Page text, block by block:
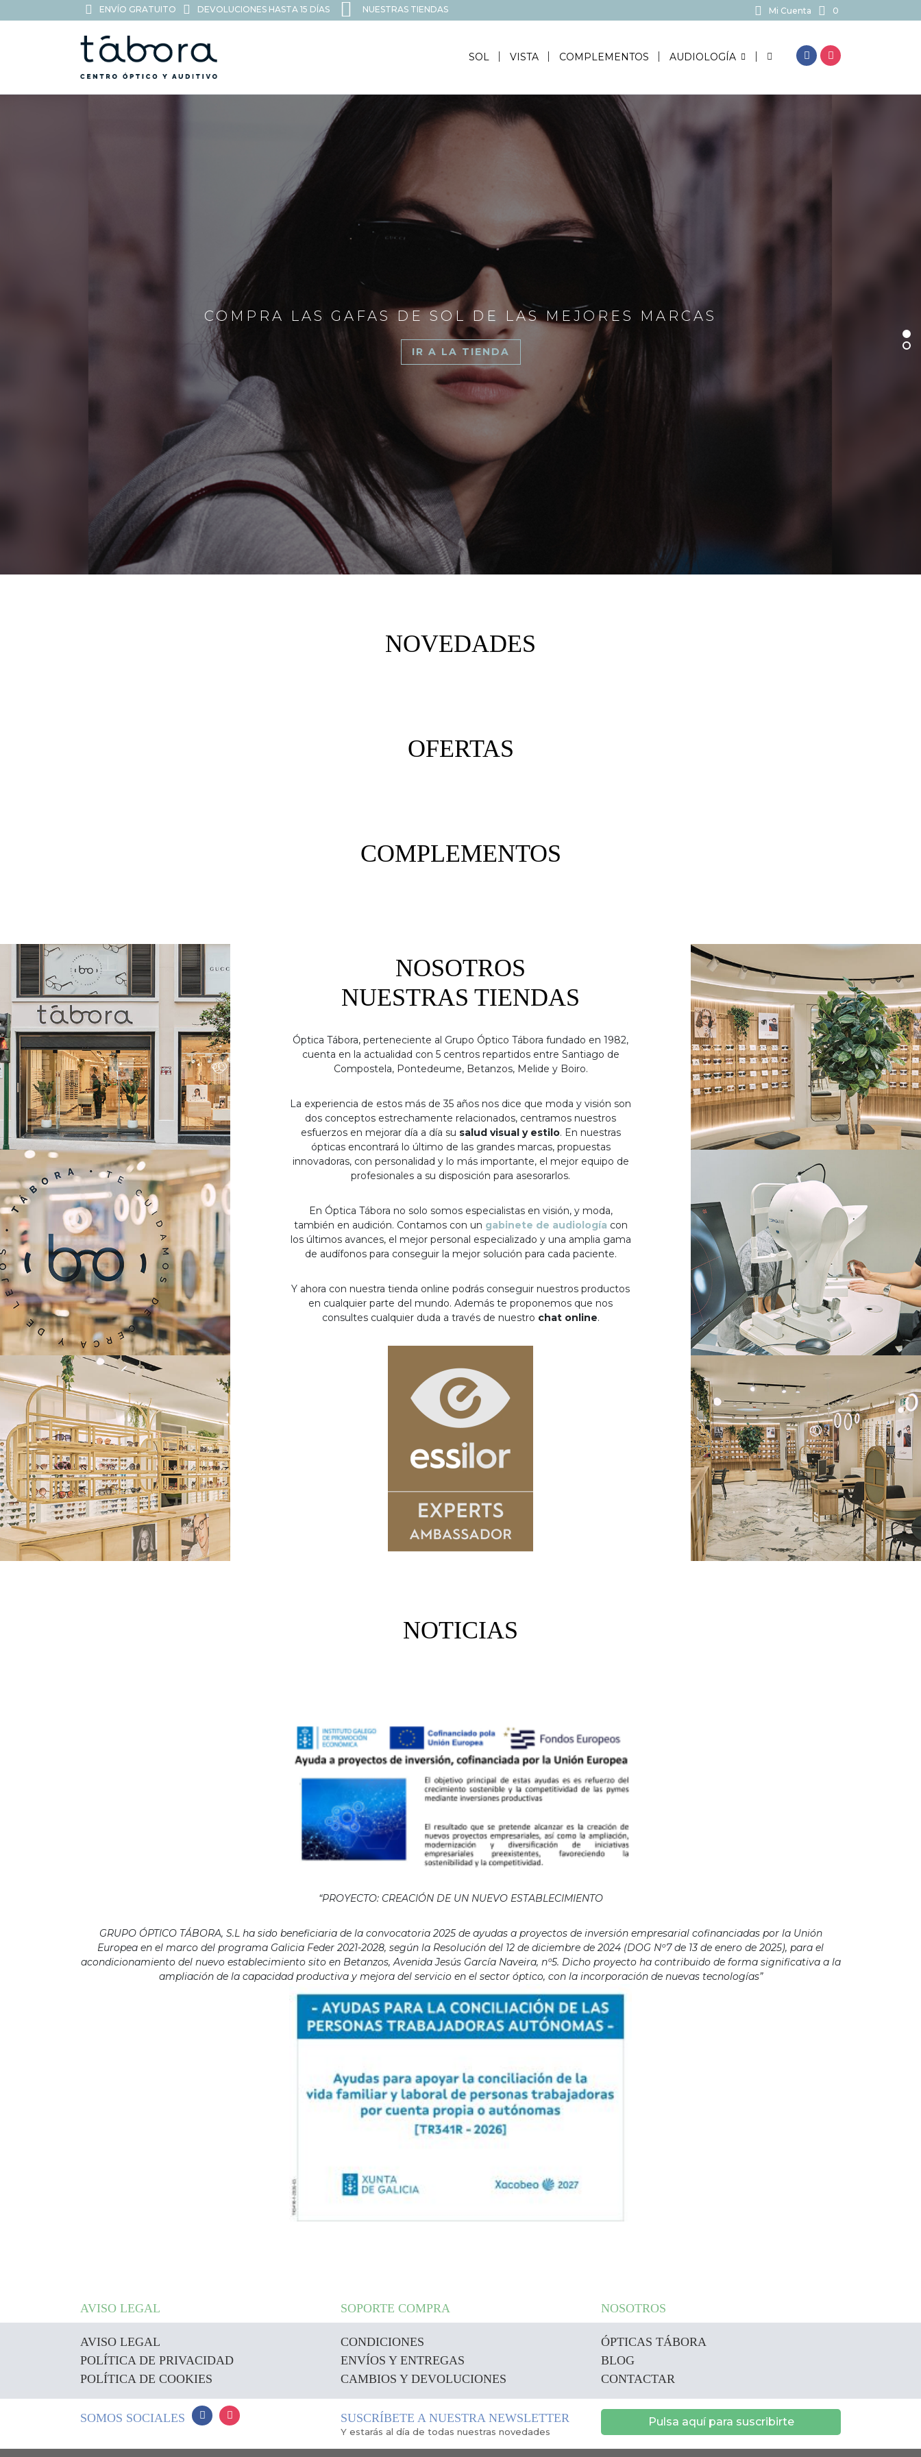
ENVÍO GRATUITO DEVOLUCIONES HASTA 15 DÍAS NUESTRAS TIENDAS Mi Cuenta 0
SOL VISTA COMPLEMENTOS AUDIOLOGÍA BUSCAR...
COMPRA LAS GAFAS DE SOL DE LAS MEJORES MARCAS
IR A LA TIENDA
NOVEDADES
OFERTAS
COMPLEMENTOS
NOSOTROS
NUESTRAS TIENDAS
Óptica Tábora, perteneciente al Grupo Óptico Tábora fundado en 1982,
cuenta en la actualidad con 5 centros repartidos entre Santiago de
Compostela, Pontedeume, Betanzos, Melide y Boiro.
La experiencia de estos más de 35 años nos dice que moda y visión son
dos conceptos estrechamente relacionados, centramos nuestros
esfuerzos en mejorar día a día su salud visual y estilo. En nuestras
ópticas encontrará lo último de las grandes marcas, propuestas
innovadoras, con personalidad y lo más importante, el mejor equipo de
profesionales a su disposición para asesorarlos.
En Óptica Tábora no solo somos especialistas en visión, y moda,
también en audición. Contamos con un gabinete de audiología con
los últimos avances, el mejor personal especializado y una amplia gama
de audífonos para conseguir la mejor solución para cada paciente.
Y ahora con nuestra tienda online podrás conseguir nuestros productos
en cualquier parte del mundo. Además te proponemos que nos
consultes cualquier duda a través de nuestro chat online.
NOTICIAS
“PROYECTO: CREACIÓN DE UN NUEVO ESTABLECIMIENTO
GRUPO ÓPTICO TÁBORA, S.L ha sido beneficiaria de la convocatoria 2025 de ayudas a proyectos de inversión empresarial cofinanciadas por la Unión
Europea en el marco del programa Galicia Feder 2021-2028, según la Resolución del 12 de diciembre de 2024 (DOG Nº7 de 13 de enero de 2025), para el
acondicionamiento del nuevo establecimiento sito en Betanzos, Avenida Jesús García Naveira, nº5. Dicho proyecto ha contribuido de forma significativa a la
ampliación de la capacidad productiva y mejora del servicio en el sector óptico, con la incorporación de nuevas tecnologías”
AVISO LEGAL SOPORTE COMPRA NOSOTROS
AVISO LEGAL
POLÍTICA DE PRIVACIDAD
POLÍTICA DE COOKIES
CONDICIONES
ENVÍOS Y ENTREGAS
CAMBIOS Y DEVOLUCIONES
ÓPTICAS TÁBORA
BLOG
CONTACTAR
SOMOS SOCIALES SUSCRÍBETE A NUESTRA NEWSLETTER
Y estarás al día de todas nuestras novedades
Pulsa aquí para suscribirte